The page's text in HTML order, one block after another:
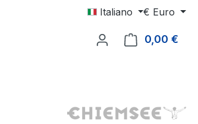
Italiano € Euro
0,00 €